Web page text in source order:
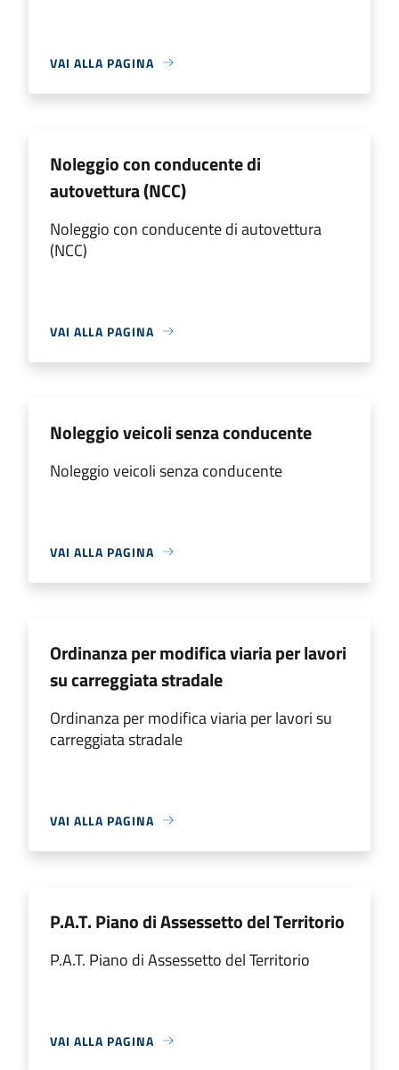
VAI ALLA PAGINA
Noleggio con conducente di
autovettura (NCC)
Noleggio con conducente di autovettura
(NCC)
VAI ALLA PAGINA
Noleggio veicoli senza conducente
Noleggio veicoli senza conducente
VAI ALLA PAGINA
Ordinanza per modifica viaria per lavori
su carreggiata stradale
Ordinanza per modifica viaria per lavori su
carreggiata stradale
VAI ALLA PAGINA
P.A.T. Piano di Assessetto del Territorio
P.A.T. Piano di Assessetto del Territorio
VAI ALLA PAGINA